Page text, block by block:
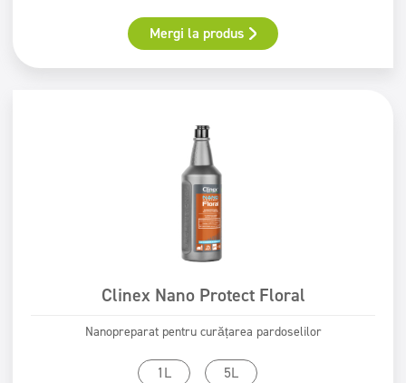
Mergi la produs
Clinex Nano Protect Floral
Nanopreparat pentru curățarea pardoselilor
1L 5L